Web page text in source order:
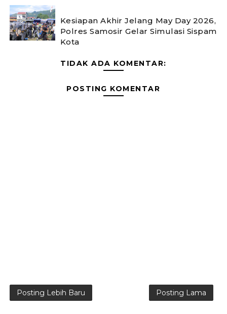
Kesiapan Akhir Jelang May Day 2026,
Polres Samosir Gelar Simulasi Sispam
Kota
TIDAK ADA KOMENTAR:
POSTING KOMENTAR
Posting Lebih Baru Posting Lama